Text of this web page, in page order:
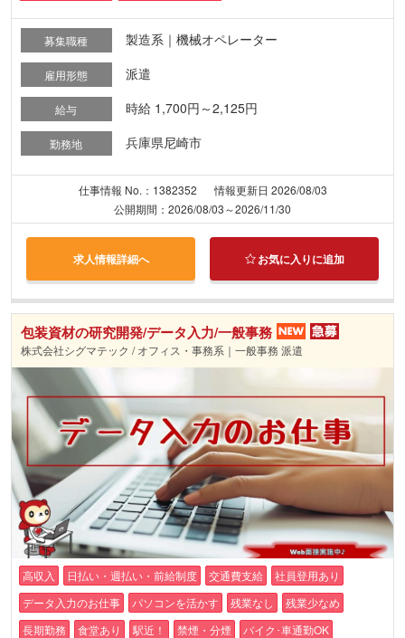
募集職種 製造系｜機械オペレーター
雇用形態 派遣
給与 時給 1,700円～2,125円
勤務地 兵庫県尼崎市
仕事情報 No.：1382352
情報更新日 2026/08/03
公開期間：2026/08/03～2026/11/30
求人情報詳細へ お気に入りに追加
包装資材の研究開発/データ入力/一般事務
株式会社シグマテック / オフィス・事務系｜一般事務 派遣
高収入 日払い・週払い・前給制度 交通費支給
社員登用あり
データ入力のお仕事
パソコンを活かす 残業なし
残業少なめ
長期勤務
食堂あり 駅近！ 禁煙・分煙
バイク･車通勤OK